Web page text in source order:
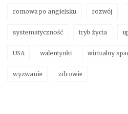
romowa po angielsku rozwój
systematyczność tryb życia
USA walentynki wirtualny
wyzwanie zdrowie